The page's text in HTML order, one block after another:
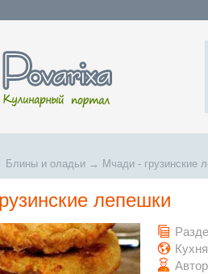
Блины и оладьи → Мчади - грузинские
лепешки